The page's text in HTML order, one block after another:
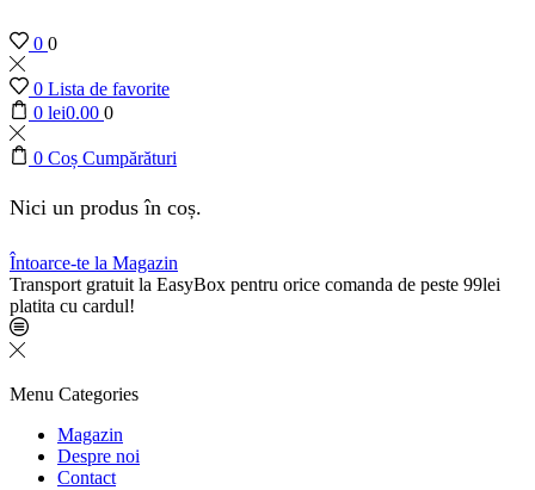
0 0
0 Lista de favorite
0 lei0.00 0
0 Coș Cumpărături
Nici un produs în coș.
Întoarce-te la Magazin
Transport gratuit la EasyBox pentru orice comanda de peste 99lei
platita cu cardul!
Menu Categories
Magazin
Despre noi
Contact